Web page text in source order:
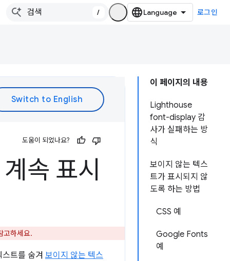
/ 로그인
이 페이지의 내용
Lighthouse
font-display 감
사가 실패하는 방
식
보이지 않는 텍스
트가 표시되지 않
도록 하는 방법
CSS 예
Google Fonts
예
도움이 되었나요?
속 표시
고하세요.
트를 숨겨 보이지 않는 텍스